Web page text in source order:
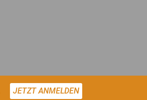
JETZT ANMELDEN